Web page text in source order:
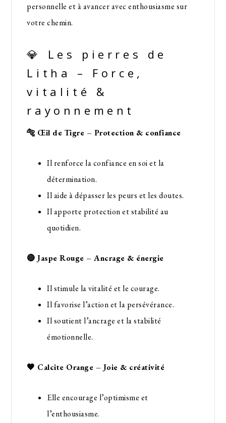
personnelle et à avancer avec enthousiasme sur
votre chemin.
💎 Les pierres de
Litha – Force,
vitalité &
rayonnement
🐅 Œil de Tigre – Protection & confiance
Il renforce la confiance en soi et la
détermination.
Il aide à dépasser les peurs et les doutes.
Il apporte protection et stabilité au
quotidien.
🔴 Jaspe Rouge – Ancrage & énergie
Il stimule la vitalité et le courage.
Il favorise l’action et la persévérance.
Il soutient l’ancrage et la stabilité
émotionnelle.
🧡 Calcite Orange – Joie & créativité
Elle encourage l’optimisme et
l’enthousiasme.